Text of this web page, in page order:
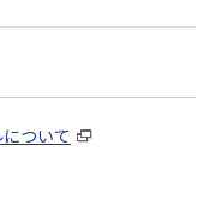
ついて